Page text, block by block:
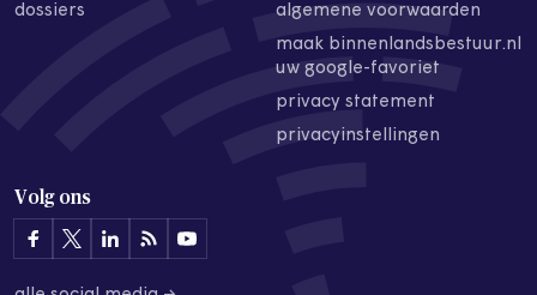
dossiers
algemene voorwaarden
maak binnenlandsbestuur.nl
uw google-favoriet
privacy statement
privacyinstellingen
Volg ons